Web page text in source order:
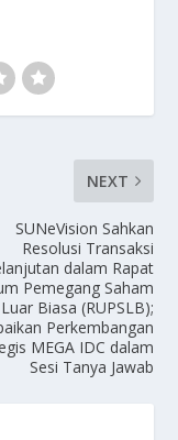
NEXT
SUNeVision Sahkan
Resolusi Transaksi
dalam Rapat
Pemegang Saham
Luar Biasa (RUPSLB);
Perkembangan
MEGA IDC dalam
Sesi Tanya Jawab